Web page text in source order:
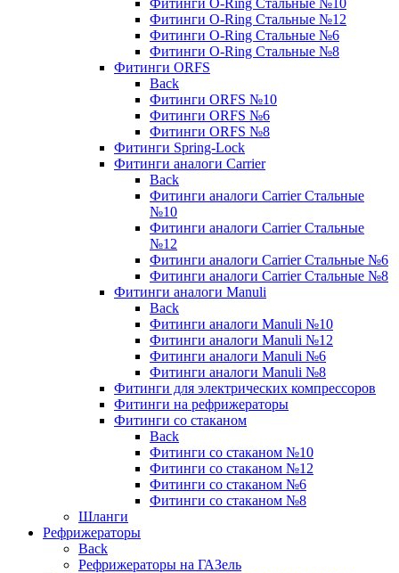
Фитинги O-Ring Стальные №12
Фитинги O-Ring Стальные №6
Фитинги O-Ring Стальные №8
Фитинги ORFS
Back
Фитинги ORFS №10
Фитинги ORFS №6
Фитинги ORFS №8
Фитинги Spring-Lock
Фитинги аналоги Carrier
Back
Фитинги аналоги Carrier Стальные
№10
Фитинги аналоги Carrier Стальные
№12
Фитинги аналоги Carrier Стальные №6
Фитинги аналоги Carrier Стальные №8
Фитинги аналоги Manuli
Back
Фитинги аналоги Manuli №10
Фитинги аналоги Manuli №12
Фитинги аналоги Manuli №6
Фитинги аналоги Manuli №8
Фитинги для электрических компрессоров
Фитинги на рефрижераторы
Фитинги со стаканом
Back
Фитинги со стаканом №10
Фитинги со стаканом №12
Фитинги со стаканом №6
Фитинги со стаканом №8
Шланги
Рефрижераторы
Back
Рефрижераторы на ГАЗель